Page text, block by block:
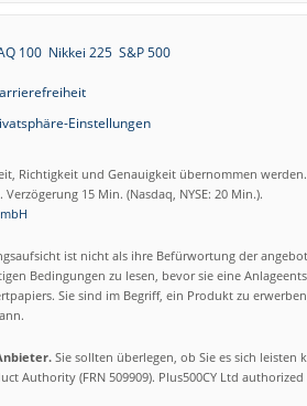
100 Nikkei 225 S&P 500
Einstellungen
Richtigkeit und Genauigkeit übernommen werden.
15 Min. (Nasdaq, NYSE: 20 Min.).
ist nicht als ihre Befürwortung der
Bedingungen zu lesen, bevor sie eine
Sie sind im Begriff, ein Produkt zu
Sie sollten überlegen, ob Sie es sich leisten
Authority (FRN 509909). Plus500CY Ltd authorized